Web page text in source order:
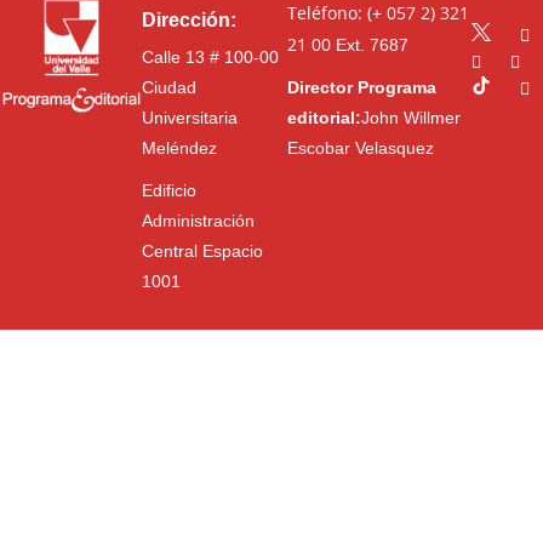
Dirección:
Calle 13 # 100-00
Ciudad
Universitaria
Meléndez
Edificio
Administración
Central Espacio
1001
Teléfono: (+ 057 2) 321
21 00Ext. 7687
Director Programa
editorial:John Willmer
Escobar Velasquez